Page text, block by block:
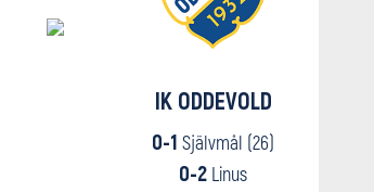
IK ODDEVOLD
0-1Självmål (26)
0-2 Linus